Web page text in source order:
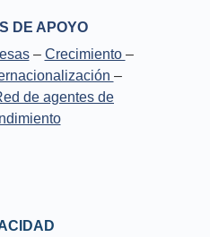
DE APOYO
– Crecimiento –
–
de agentes de